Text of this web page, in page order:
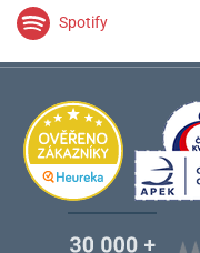
Spotify